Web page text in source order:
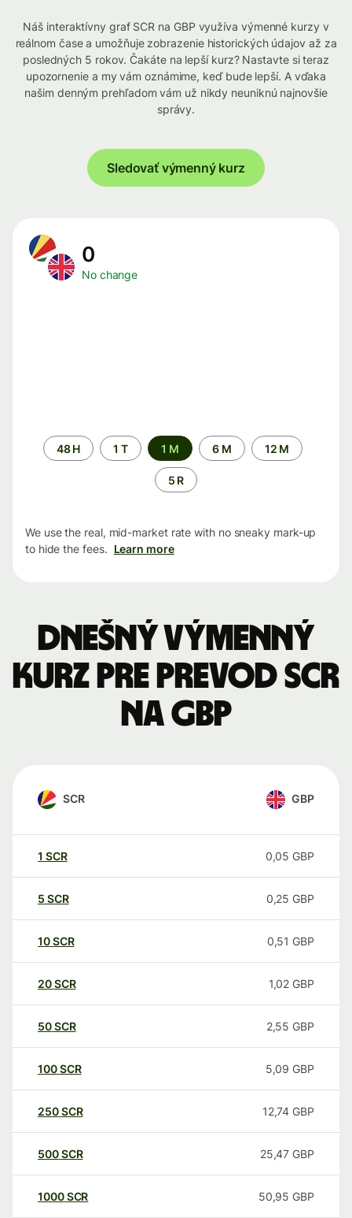
Náš interaktívny graf SCR na GBP využíva výmenné kurzy v
reálnom čase a umožňuje zobrazenie historických údajov až za
posledných 5 rokov. Čakáte na lepší kurz? Nastavte si teraz
upozornenie a my vám oznámime, keď bude lepší. A vďaka
našim denným prehľadom vám už nikdy neuniknú najnovšie
správy.
Sledovať výmenný kurz
0
No change
Time
period
48 H 1 T 1 M 6 M 12 M
5 R
We use the real, mid-market rate with no sneaky mark-up
to hide the fees. Learn more
Dnešný výmenný
kurz pre prevod SCR
na GBP
SCR GBP
1 SCR 0,05 GBP
5 SCR 0,25 GBP
10SCR 0,51 GBP
20SCR 1,02 GBP
50SCR 2,55 GBP
100SCR 5,09 GBP
250SCR 12,74 GBP
500SCR 25,47 GBP
1000SCR 50,95 GBP